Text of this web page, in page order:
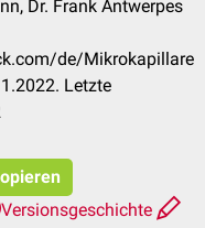
Dr. Frank Antwerpes
de/Mikrokapillare
Letzte
Versionsgeschichte